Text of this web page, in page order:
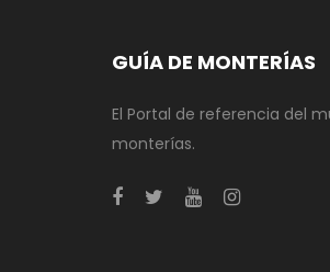
GUÍA DE MONTERÍAS
El Portal de referencia del
monterías.